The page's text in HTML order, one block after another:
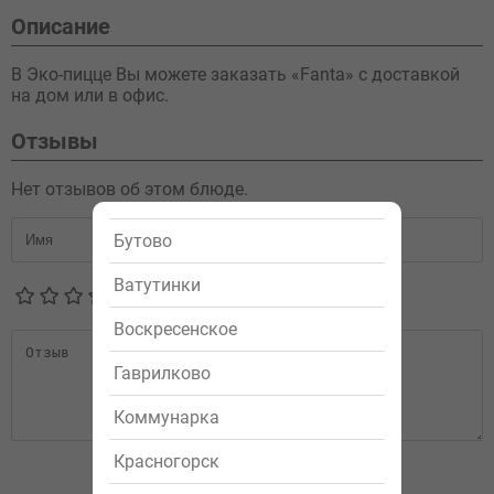
Бутово
Ватутинки
Воскресенское
Гаврилково
Коммунарка
Красногорск
Описание
В Эко-пицце Вы можете заказать «Fanta» с доставкой
на дом или в офис.
Отзывы
Нет отзывов об этом блюде.
Отправить